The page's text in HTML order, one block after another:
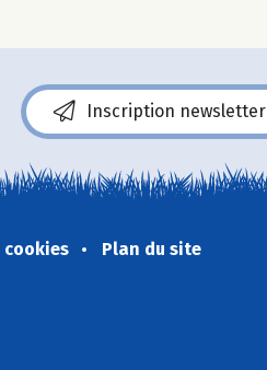
Inscription newsletter
cookies Plan du site